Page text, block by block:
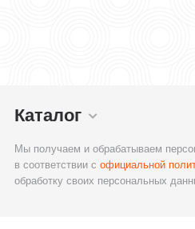
Каталог
Мы получаем и обрабатываем
в соответствии софициальной
обработку своих персональных